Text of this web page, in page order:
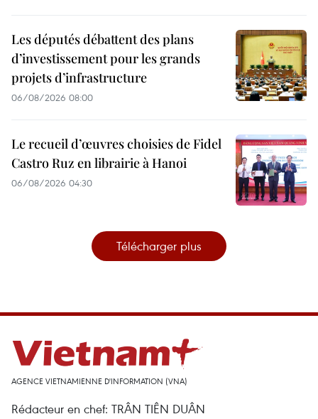
Les députés débattent des plans
d’investissement pour les grands
projets d’infrastructure
06/08/2026 08:00
Le recueil d’œuvres choisies de Fidel
Castro Ruz en librairie à Hanoi
06/08/2026 04:30
Télécharger plus
AGENCE VIETNAMIENNE D'INFORMATION (VNA)
Rédacteur en chef: TRÂN TIÊN DUÂN